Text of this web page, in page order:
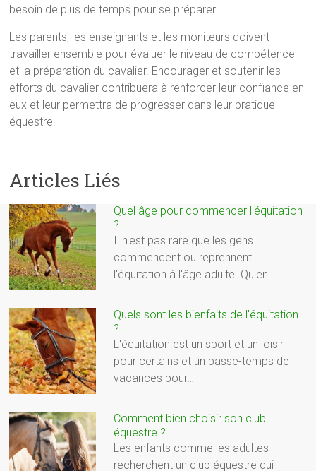
besoin de plus de temps pour se préparer.
Les parents, les enseignants et les moniteurs doivent
travailler ensemble pour évaluer le niveau de compétence
et la préparation du cavalier. Encourager et soutenir les
efforts du cavalier contribuera à renforcer leur confiance en
eux et leur permettra de progresser dans leur pratique
équestre.
Articles Liés
Quel âge pour commencer l'équitation
?
Il n'est pas rare que les gens
commencent ou reprennent
l'équitation à l'âge adulte. Qu'en…
Quels sont les bienfaits de l'équitation
?
L'équitation est un sport et un loisir
pour certains et un passe-temps de
vacances pour…
Comment bien choisir son club
équestre ?
Les enfants comme les adultes
recherchent un club équestre qui